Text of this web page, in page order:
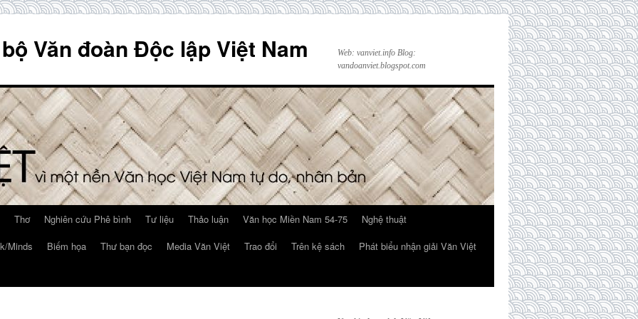
Văn đoàn Độc lập Việt Nam
Web: vanviet.info Blog:
vandoanviet.blogspot.com
Thơ Nghiên cứu Phê bình Tư liệu Thảo luận Văn học Miền Nam 54-75
Nghệ thuật
Minds Biếm họa Thư bạn đọc Media Văn Việt Trao đổi Trên kệ sách
Phát biểu nhận giải Văn Việt